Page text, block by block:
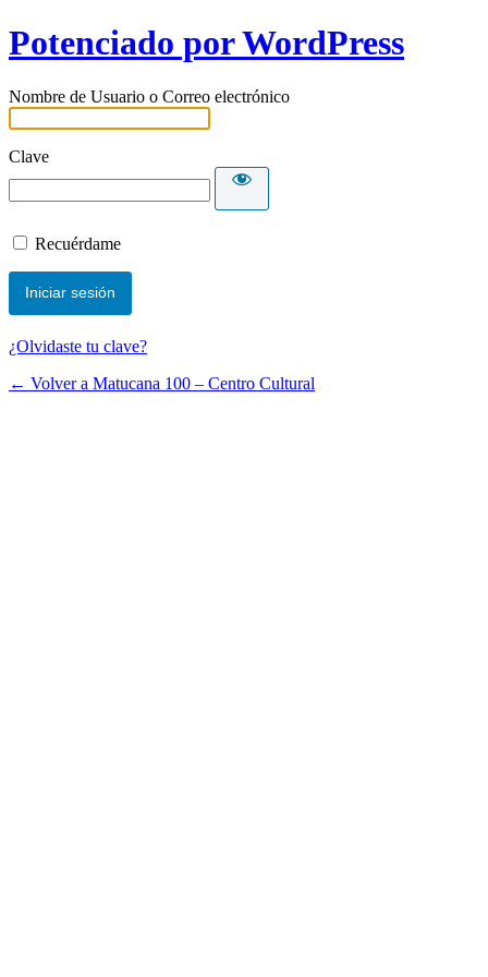
Potenciado por WordPress
Nombre de Usuario o Correo electrónico
Clave
Recuérdame
¿Olvidaste tu clave?
← Volver a Matucana 100 – Centro Cultural